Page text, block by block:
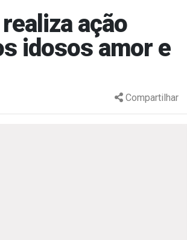
ação
idosos amor e
Compartilhar